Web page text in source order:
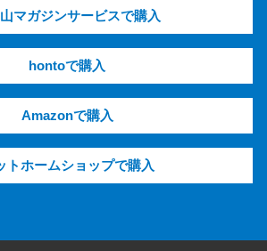
マガジンサービスで購入
hontoで購入
Amazonで購入
トホームショップで購入